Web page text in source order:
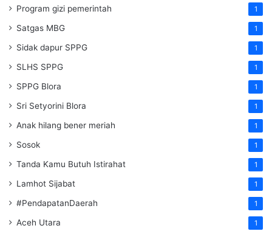
Program gizi pemerintah 1
Satgas MBG 1
Sidak dapur SPPG 1
SLHS SPPG 1
SPPG Blora 1
Sri Setyorini Blora 1
Anak hilang bener meriah 1
Sosok 1
Tanda Kamu Butuh Istirahat 1
Lamhot Sijabat 1
#PendapatanDaerah 1
Aceh Utara 1